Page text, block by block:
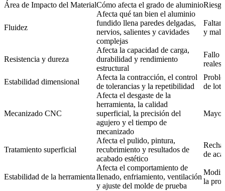
Área de Impacto del MaterialCómo afecta el grado de aluminio
Fluidez
Afecta qué tan bien el aluminio
fundido llena paredes delgadas,
nervios, salientes y cavidades
complejas
y
Resistencia y dureza
Afecta la capacidad de carga,
durabilidad y rendimiento
estructural
Fallo
reales
Estabilidad dimensional
Afecta la contracción, el control
de tolerancias y la repetibilidad
de
Mecanizado CNC
Afecta el desgaste de la
herramienta, la calidad
superficial, la precisión del
agujero y el tiempo de
mecanizado
Mayor
Tratamiento superficial
Afecta el pulido, pintura,
recubrimiento y resultados de
acabado estético
de
Estabilidad de la herramienta
Afecta el comportamiento de
llenado, enfriamiento, ventilación
y ajuste del molde de prueba
la